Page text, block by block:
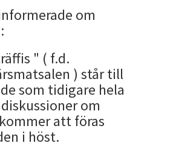
om
" ( f.d.
) står till
som tidigare hela
om
att föras
i höst.